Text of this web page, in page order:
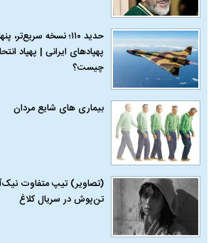
حدید ۱۱۰؛ نسخه سریع‌تر،
پهپادهای ایرانی | پهپاد
چیست؟
بیماری‌ های شایع مردان
(تصاویر) تیپ متفاوت
تن‌پوش در سریال کلاغ